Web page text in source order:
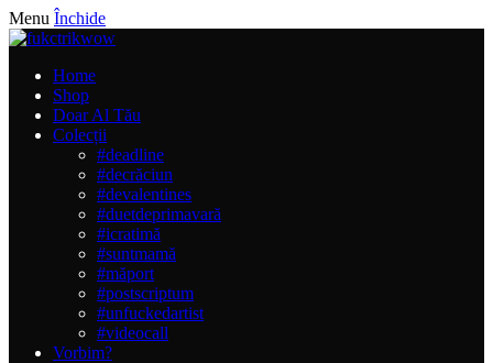
Menu Închide
Home
Shop
Doar Al Tău
Colecții
#deadline
#decrăciun
#devalentines
#duetdeprimavară
#icratimă
#suntmamă
#măport
#postscriptum
#unfuckedartist
#videocall
Vorbim?